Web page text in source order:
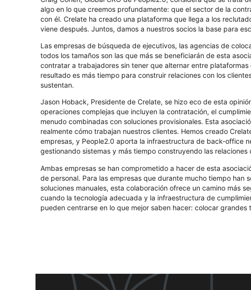
algo en lo que creemos profundamente: que el sector de la
con él. Crelate ha creado una plataforma que llega a los
viene después. Juntos, damos a nuestros socios la base para
Las empresas de búsqueda de ejecutivos, las agencias de
todos los tamaños son las que más se beneficiarán de esta
contratar a trabajadores sin tener que alternar entre
resultado es más tiempo para construir relaciones con los
sustentan.
Jason Hoback, Presidente de Crelate, se hizo eco de esta
operaciones complejas que incluyen la contratación, el
menudo combinadas con soluciones provisionales. Esta
realmente cómo trabajan nuestros clientes. Hemos creado
empresas, y People2.0 aporta la infraestructura de back-office
gestionando sistemas y más tiempo construyendo las relaciones
Ambas empresas se han comprometido a hacer de esta
de personal. Para las empresas que durante mucho tiempo han
soluciones manuales, esta colaboración ofrece un camino más
cuando la tecnología adecuada y la infraestructura de
pueden centrarse en lo que mejor saben hacer: colocar